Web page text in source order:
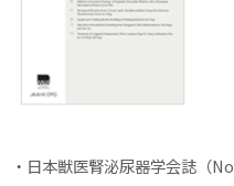
・日本獣医腎泌尿器学会誌（